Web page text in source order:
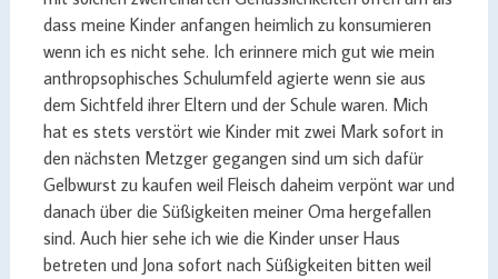
dass meine Kinder anfangen heimlich zu konsumieren
wenn ich es nicht sehe. Ich erinnere mich gut wie mein
anthropsophisches Schulumfeld agierte wenn sie aus
dem Sichtfeld ihrer Eltern und der Schule waren. Mich
hat es stets verstört wie Kinder mit zwei Mark sofort in
den nächsten Metzger gegangen sind um sich dafür
Gelbwurst zu kaufen weil Fleisch daheim verpönt war und
danach über die Süßigkeiten meiner Oma hergefallen
sind. Auch hier sehe ich wie die Kinder unser Haus
betreten und Jona sofort nach Süßigkeiten bitten weil